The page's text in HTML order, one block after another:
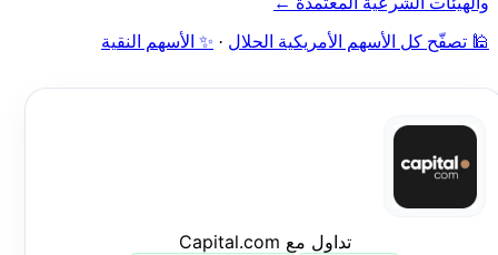
🕌 تصفّح كل الأسهم الأمريكية الحلال · ✨ الأسهم النقية
تداول مع Capital.com